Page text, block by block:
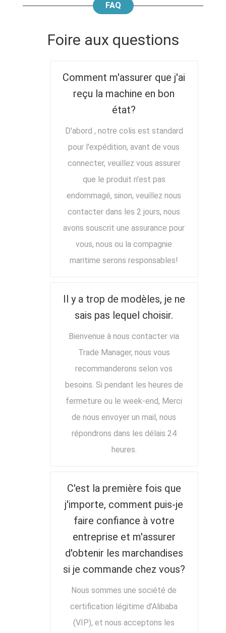
FAQ
Foire aux questions
Comment m'assurer que j'ai
reçu la machine en bon
état?
D'abord , notre colis est standard
pour l'expédition, avant de vous
connecter, veuillez vous assurer
que le produit n'est pas
endommagé, sinon, veuillez nous
contacter dans les 2 jours, nous
avons souscrit une assurance pour
vous, nous ou la compagnie
maritime serons responsables!
Il y a trop de modèles, je ne
sais pas lequel choisir.
Bienvenue à nous contacter via
Trade Manager, nous vous
recommanderons selon vos
besoins. Si pendant les heures de
fermeture ou le week-end, Merci
de nous envoyer un mail, nous
répondrons dans les délais 24
heures.
C'est la première fois que
j'importe, comment puis-je
faire confiance à votre
entreprise et m'assurer
d'obtenir les marchandises
si je commande chez vous?
Nous sommes une société de
certification légitime d'Alibaba
(VIP), et nous acceptons les